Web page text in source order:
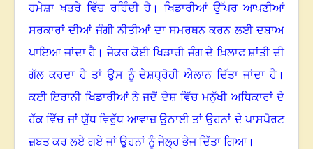
ਹਮੇਸ਼ਾ ਖਤਰੇ ਵਿੱਚ ਰਹਿੰਦੀ ਹੈ ।ਖਿਡਾਰੀਆਂ ਉੱਪਰ ਆਪਣੀਆਂ
ਸਰਕਾਰਾਂ ਦੀਆਂ ਜੰਗੀ ਨੀਤੀਆਂ ਦਾ ਸਮਰਥਨ ਕਰਨ ਲਈ ਦਬਾਅ
ਪਾਇਆ ਜਾਂਦਾ ਹੈ ।ਜੇਕਰ ਕੋਈ ਖਿਡਾਰੀ ਜੰਗ ਦੇ ਖ਼ਿਲਾਫ ਸ਼ਾਂਤੀ ਦੀ
ਗੱਲ ਕਰਦਾ ਹੈ ਤਾਂ ਉਸ ਨੂੰ ਦੇਸ਼ਧ੍ਰੋਹੀ ਐਲਾਨ ਦਿੱਤਾ ਜਾਂਦਾ ਹੈ ।
ਕਈ ਇਰਾਨੀ ਖਿਡਾਰੀਆਂ ਨੇ ਜਦੋਂ ਦੇਸ਼ ਵਿੱਚ ਮਨੁੱਖੀ ਅਧਿਕਾਰਾਂ ਦੇ
ਹੱਕ ਵਿੱਚ ਜਾਂ ਯੁੱਧ ਵਿਰੁੱਧ ਆਵਾਜ਼ ਉਠਾਈ ਤਾਂ ਉਹਨਾਂ ਦੇ ਪਾਸਪੋਰਟ
ਜ਼ਬਤ ਕਰ ਲਏ ਗਏ ਜਾਂ ਉਹਨਾਂ ਨੂੰ ਜੇਲ੍ਹ ਭੇਜ ਦਿੱਤਾ ਗਿਆ।